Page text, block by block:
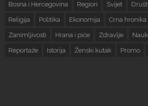
Bosna i Hercegovina Region Svijet
Religija Politika Ekonomija Crna hronika
Zanimljivosti Hrana i piće Zdravlje
Reportaže Istorija Ženski kutak Promo